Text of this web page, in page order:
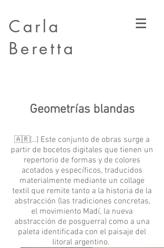
Carla
Beretta
Geometrías blandas
🇦🇷[...] Este conjunto de obras surge a
partir de bocetos digitales que tienen un
repertorio de formas y de colores
acotados y específicos, traducidos
materialmente mediante un collage
textil que remite tanto a la historia de la
abstracción (las tradiciones concretas,
el movimiento Madí, la nueva
abstracción de posguerra) como a una
paleta identificada con el paisaje del
litoral argentino.